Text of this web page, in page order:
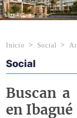
Inicio Social
Econoticias y Eventos
Social
Buscan a
en Ibagué